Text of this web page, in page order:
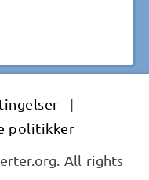
|
politikker
All rights